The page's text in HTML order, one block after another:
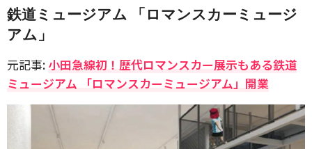
鉄道ミュージアム 「ロマンスカーミュージ
アム」
元記事: 小田急線初！歴代ロマンスカー展示もある鉄道
ミュージアム 「ロマンスカーミュージアム」開業